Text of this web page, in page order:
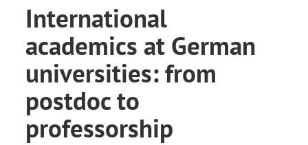
International
academics at German
universities: from
postdoc to
professorship